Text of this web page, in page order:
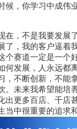
候，你学习中成伟
在，不是我要发展
了，我的客户逼着
个赛道一定是一个
何发展，人永远都
，不断创新，不能
。未来我希望能培
出更多百店、千店
当中很重要的追求